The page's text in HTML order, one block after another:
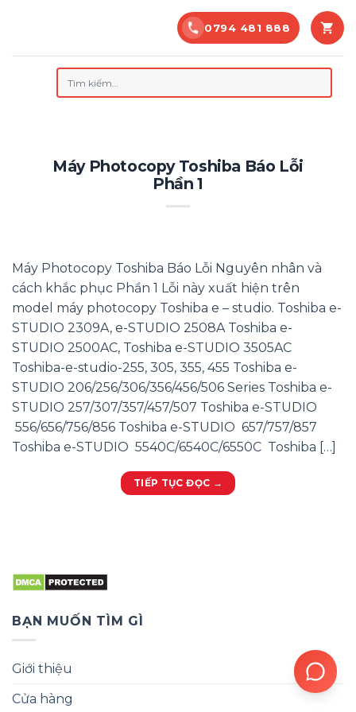
0794 481 888
Tìm
kiếm:
Máy Photocopy Toshiba Báo Lỗi
Phần 1
Máy Photocopy Toshiba Báo Lỗi Nguyên nhân và
cách khắc phục Phần 1 Lỗi này xuất hiện trên
model máy photocopy Toshiba e – studio. Toshiba e-
STUDIO 2309A, e-STUDIO 2508A Toshiba e-
STUDIO 2500AC, Toshiba e-STUDIO 3505AC
Toshiba-e-studio-255, 305, 355, 455 Toshiba e-
STUDIO 206/256/306/356/456/506 Series Toshiba e-
STUDIO 257/307/357/457/507 Toshiba e-STUDIO
556/656/756/856 Toshiba e-STUDIO 657/757/857
Toshiba e-STUDIO 5540C/6540C/6550C Toshiba […]
TIẾP TỤC ĐỌC →
BẠN MUỐN TÌM GÌ
Giới thiệu
Cửa hàng